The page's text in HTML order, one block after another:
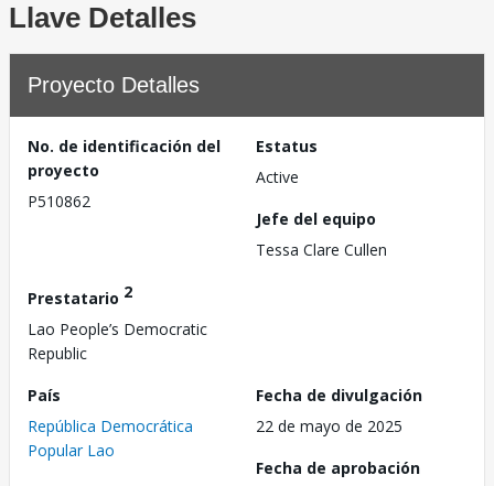
Llave Detalles
Proyecto Detalles
No. de identificación del
proyecto
P510862
Estatus
Active
Jefe del equipo
Tessa Clare Cullen
Prestatario 2
Lao People’s Democratic
Republic
País
República Democrática
Popular Lao
Fecha de divulgación
22 de mayo de 2025
Fecha de aprobación